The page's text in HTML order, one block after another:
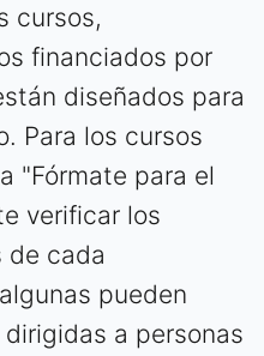
cursos,
financiados por
diseñados para
Para los cursos
"Fórmate para el
verificar los
de cada
pueden
a personas